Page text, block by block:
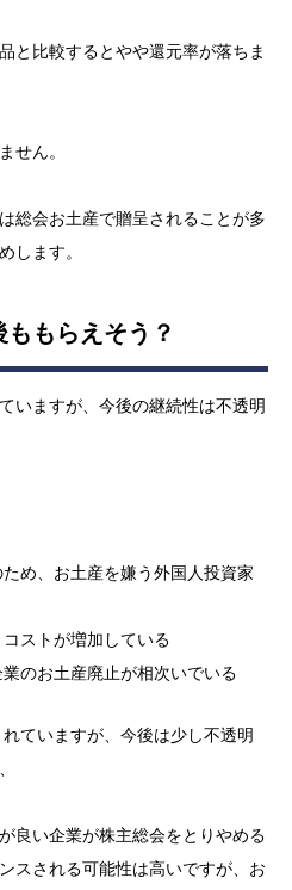
と比較するとやや還元率が落ちま
せん。
総会お土産で贈呈されることが多
します。
もらえそう？
いますが、今後の継続性は不透明
め、お土産を嫌う外国人投資家
ストが増加している
のお土産廃止が相次いでいる
ていますが、今後は少し不透明
良い企業が株主総会をとりやめる
スされる可能性は高いですが、お